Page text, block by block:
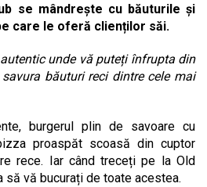
se mândrește cu băuturile și
care le oferă clienților săi.
unde vă puteți înfrupta din
băuturi reci dintre cele mai
burgerul plin de savoare cu
proaspăt scoasă din cuptor
rece. Iar când treceți pe la Old
să vă bucurați de toate acestea.